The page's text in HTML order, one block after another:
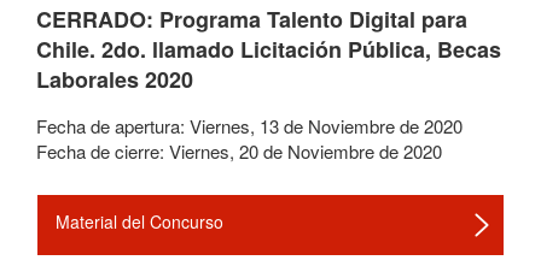
CERRADO: Programa Talento Digital para
Chile. 2do. llamado Licitación Pública, Becas
Laborales 2020
Fecha de apertura: Viernes, 13de Noviembrede2020
Fecha de cierre: Viernes, 20de Noviembrede2020
Material del Concurso